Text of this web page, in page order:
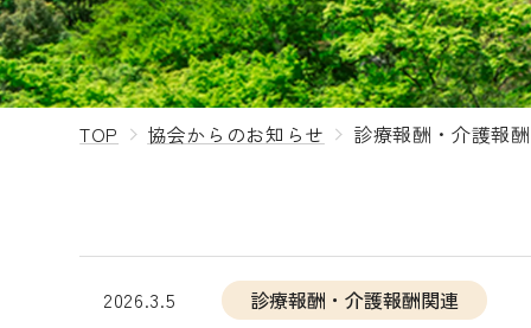
TOP 協会からのお知らせ 診療報酬・介護報
2026.3.5
診療報酬・介護報酬関連